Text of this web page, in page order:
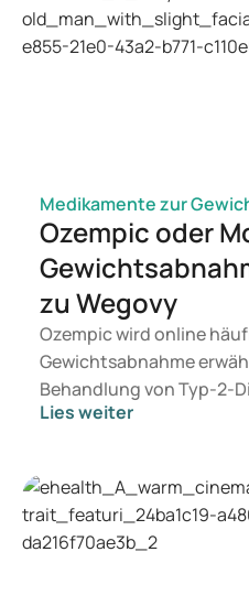
Medikamente zur
Ozempic oder
zu Wegovy
Ozempic wird online
Gewichtsabnahme
Behandlung von Typ-2-
Wenn Sie eine Therapie
Sie geeignet ist,
Grundlage Ihrer
Medikamentenkonsums.
Lies weiter